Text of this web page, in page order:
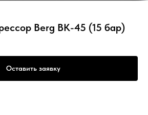
Berg ВК-45 (15 бар)
Оставить заявку